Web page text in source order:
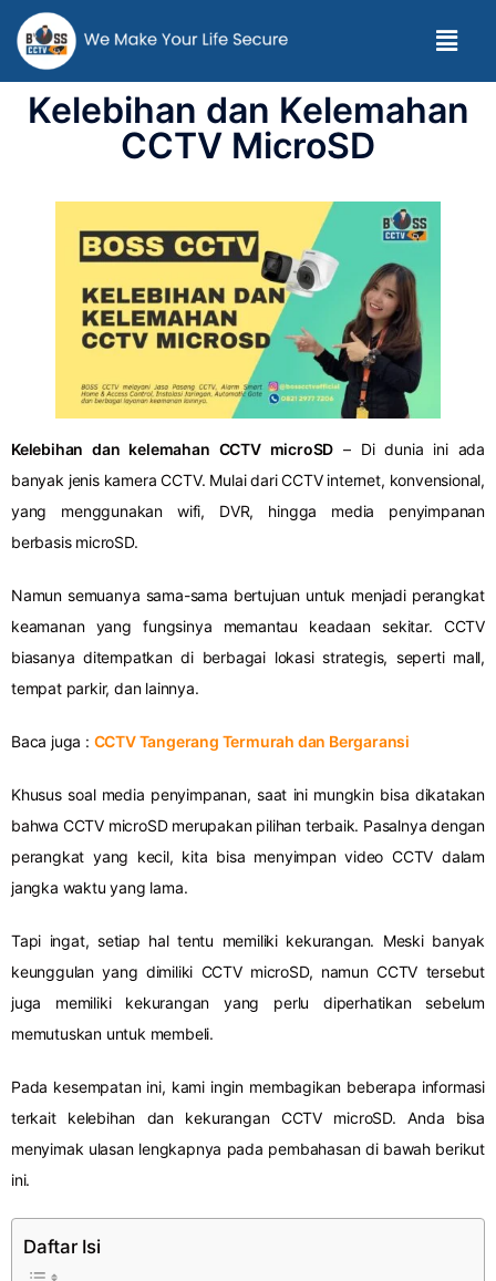
Kelebihan dan Kelemahan
CCTV MicroSD
Kelebihan dan kelemahan CCTV microSD – Di dunia ini ada
banyak jenis kamera CCTV. Mulai dari CCTV internet, konvensional,
yang menggunakan wifi, DVR, hingga media penyimpanan
berbasis microSD.
Namun semuanya sama-sama bertujuan untuk menjadi perangkat
keamanan yang fungsinya memantau keadaan sekitar. CCTV
biasanya ditempatkan di berbagai lokasi strategis, seperti mall,
tempat parkir, dan lainnya.
Baca juga : CCTV Tangerang Termurah dan Bergaransi
Khusus soal media penyimpanan, saat ini mungkin bisa dikatakan
bahwa CCTV microSD merupakan pilihan terbaik. Pasalnya dengan
perangkat yang kecil, kita bisa menyimpan video CCTV dalam
jangka waktu yang lama.
Tapi ingat, setiap hal tentu memiliki kekurangan. Meski banyak
keunggulan yang dimiliki CCTV microSD, namun CCTV tersebut
juga memiliki kekurangan yang perlu diperhatikan sebelum
memutuskan untuk membeli.
Pada kesempatan ini, kami ingin membagikan beberapa informasi
terkait kelebihan dan kekurangan CCTV microSD. Anda bisa
menyimak ulasan lengkapnya pada pembahasan di bawah berikut
ini.
Daftar Isi